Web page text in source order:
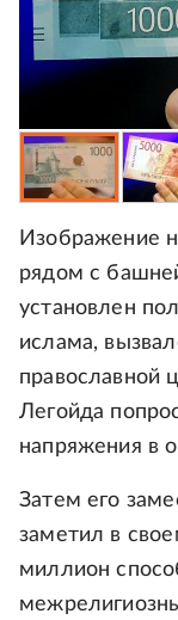
Изображение
рядом с
установлен
ислама,
православной
Легойда
напряжения в
Затем его
заметил в
миллион